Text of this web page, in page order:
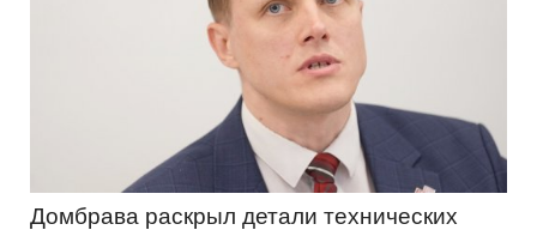
Домбравa раскрыл детали технических